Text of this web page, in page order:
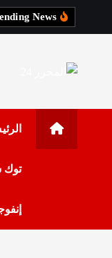
م
رئيس
توك